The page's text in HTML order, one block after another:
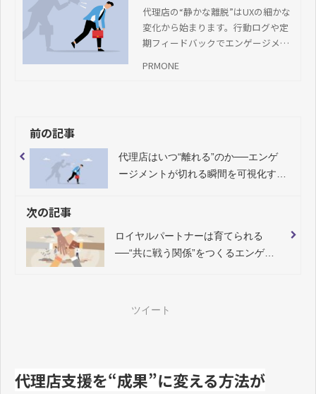
が切れる瞬間を可視化す
るUX設計の視点
代理店の“静かな離脱”はUXの細かな
変化から始まります。行動ログや定
期フィードバックでエンゲージメン
PRMONE
前の記事
代理店はいつ“離れる”のか──エンゲ
ージメントが切れる瞬間を可視化する
次の記事
ロイヤルパートナーは育てられる
──“共に戦う関係”をつくるエンゲー
ツイート
代理店支援を“成果”に変える方法が